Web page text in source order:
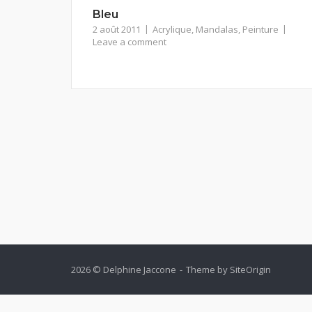
Bleu
2 août 2011 Acrylique, Mandalas, Peinture
Leave a comment
2026 © Delphine Jaccone Theme by SiteOrigin